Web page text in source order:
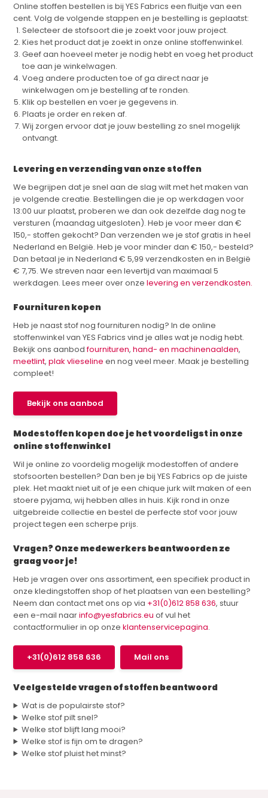
Online stoffen bestellen is bij YES Fabrics een fluitje van een
cent. Volg de volgende stappen en je bestelling is geplaatst:
Selecteer de stofsoort die je zoekt voor jouw project.
Kies het product dat je zoekt in onze online stoffenwinkel.
Geef aan hoeveel meter je nodig hebt en voeg het product
toe aan je winkelwagen.
Voeg andere producten toe of ga direct naar je
winkelwagen om je bestelling af te ronden.
Klik op bestellen en voer je gegevens in.
Plaats je order en reken af.
Wij zorgen ervoor dat je jouw bestelling zo snel mogelijk
ontvangt.
Levering en verzending van onze stoffen
We begrijpen dat je snel aan de slag wilt met het maken van
je volgende creatie. Bestellingen die je op werkdagen voor
13:00 uur plaatst, proberen we dan ook dezelfde dag nog te
versturen (maandag uitgesloten). Heb je voor meer dan €
150,- stoffen gekocht? Dan verzenden we je stof gratis in heel
Nederland en België. Heb je voor minder dan € 150,- besteld?
Dan betaal je in Nederland € 5,99 verzendkosten en in België
€ 7,75. We streven naar een levertijd van maximaal 5
werkdagen. Lees meer over onzelevering en verzendkosten.
Fournituren kopen
Heb je naast stof nog fournituren nodig? In de online
stoffenwinkel van YES Fabrics vind je alles wat je nodig hebt.
Bekijk ons aanbodfournituren,hand- en machinenaalden,
meetlint,plak vlieseline en nog veel meer. Maak je bestelling
compleet!
Bekijk ons aanbod
Modestoffen kopen doe je het voordeligst in onze
online stoffenwinkel
Wil je online zo voordelig mogelijk modestoffen of andere
stofsoorten bestellen? Dan ben je bij YES Fabrics op de juiste
plek. Het maakt niet uit of je een chique jurk wilt maken of een
stoere pyjama, wij hebben alles in huis. Kijk rond in onze
uitgebreide collectie en bestel de perfecte stof voor jouw
project tegen een scherpe prijs.
Vragen? Onze medewerkers beantwoorden ze
graag voor je!
Heb je vragen over ons assortiment, een specifiek product in
onze kledingstoffen shop of het plaatsen van een bestelling?
Neem dan contact met ons op via +31(0)612 858 636, stuur
een e-mail naarinfo@yesfabrics.eu of vul het
contactformulier in op onzeklantenservicepagina.
+31(0)612 858 636 Mail ons
Veelgestelde vragen of stoffen beantwoord
Wat is de populairste stof?
Welke stof pilt snel?
Welke stof blijft lang mooi?
Welke stof is fijn om te dragen?
Welke stof pluist het minst?